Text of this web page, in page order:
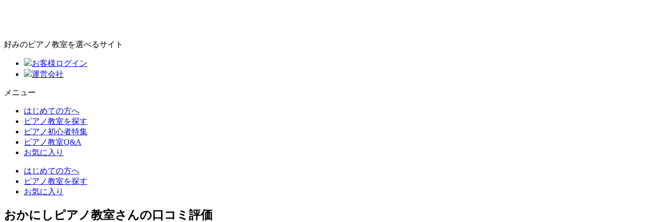
好みのピアノ教室を選べるサイト
お客様ログイン
運営会社
メニュー
はじめての方へ
ピアノ教室を探す
ピアノ初心者特集
ピアノ教室Q&A
お気に入り
はじめての方へ
ピアノ教室を探す
お気に入り
おかにしピアノ教室さんの口コミ評価